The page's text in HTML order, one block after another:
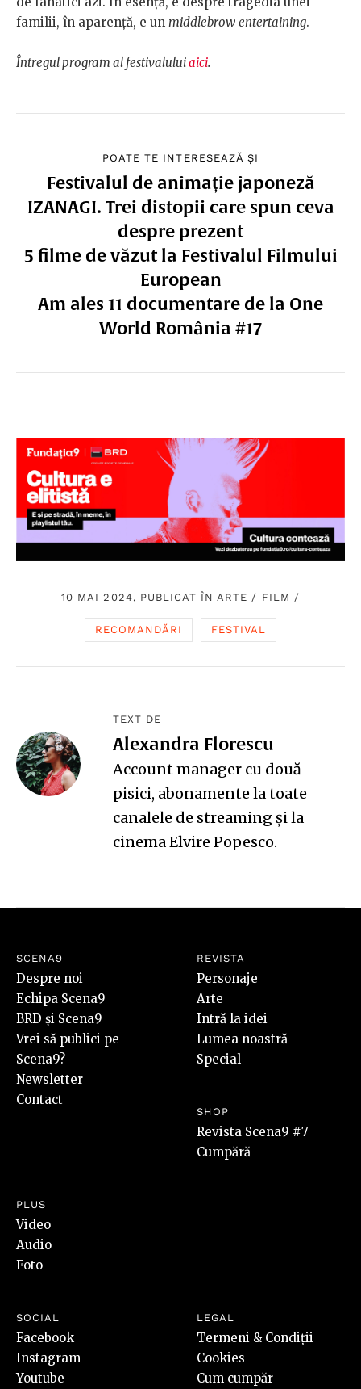
familii, în aparență, e un middlebrow entertaining.
Întregul program al festivaluluiaici.
POATE TE INTERESEAZĂ ȘI
Festivalul de animație japoneză
IZANAGI. Trei distopii care spun ceva
despre prezent
5 filme de văzut la Festivalul Filmului
European
Am ales 11 documentare de la One
World România #17
10 MAI 2024, PUBLICAT ÎN ARTE / FILM /
RECOMANDĂRI FESTIVAL
TEXT DE
Alexandra Florescu
Account manager cu două
pisici, abonamente la toate
canalele de streaming și la
cinema Elvire Popesco.
SCENA9
Despre noi
Echipa Scena9
BRD și Scena9
Vrei să publici pe
Scena9?
Newsletter
Contact
REVISTA
Personaje
Arte
Intră la idei
Lumea noastră
Special
SHOP
Revista Scena9 #7
Cumpără
PLUS
Video
Audio
Foto
SOCIAL
Facebook
Instagram
Youtube
LEGAL
Termeni & Condiții
Cookies
Cum cumpăr